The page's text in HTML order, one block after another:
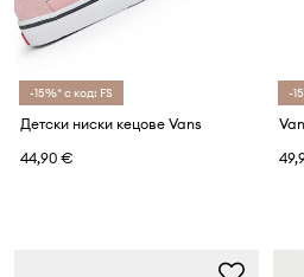
-15%* с код: FS
Детски ниски кецове Vans
44,90 €
-